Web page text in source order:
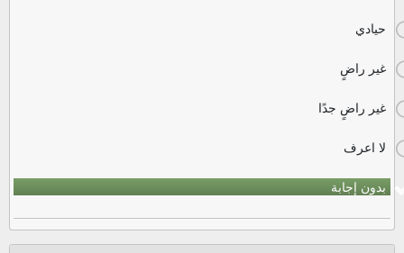
حيادي
غير راضٍ
غير راضٍ جدًا
لا اعرف
بدون إجابة